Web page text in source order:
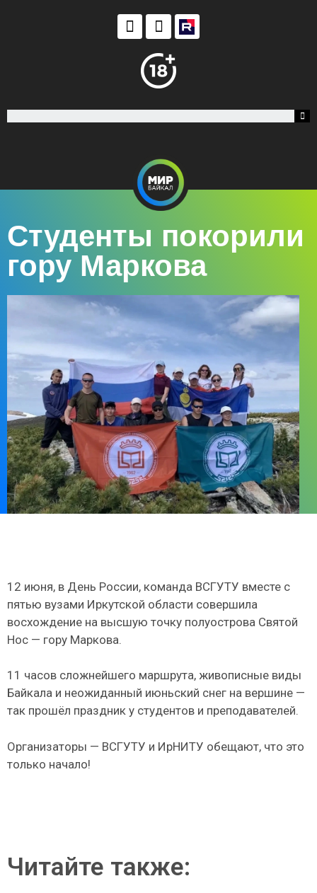
Студенты покорили
гору Маркова
12 июня, в День России, команда ВСГУТУ вместе с
пятью вузами Иркутской области совершила
восхождение на высшую точку полуострова Святой
Нос — гору Маркова.
11 часов сложнейшего маршрута, живописные виды
Байкала и неожиданный июньский снег на вершине —
так прошёл праздник у студентов и преподавателей.
Организаторы — ВСГУТУ и ИрНИТУ обещают, что это
только начало!
Читайте также: